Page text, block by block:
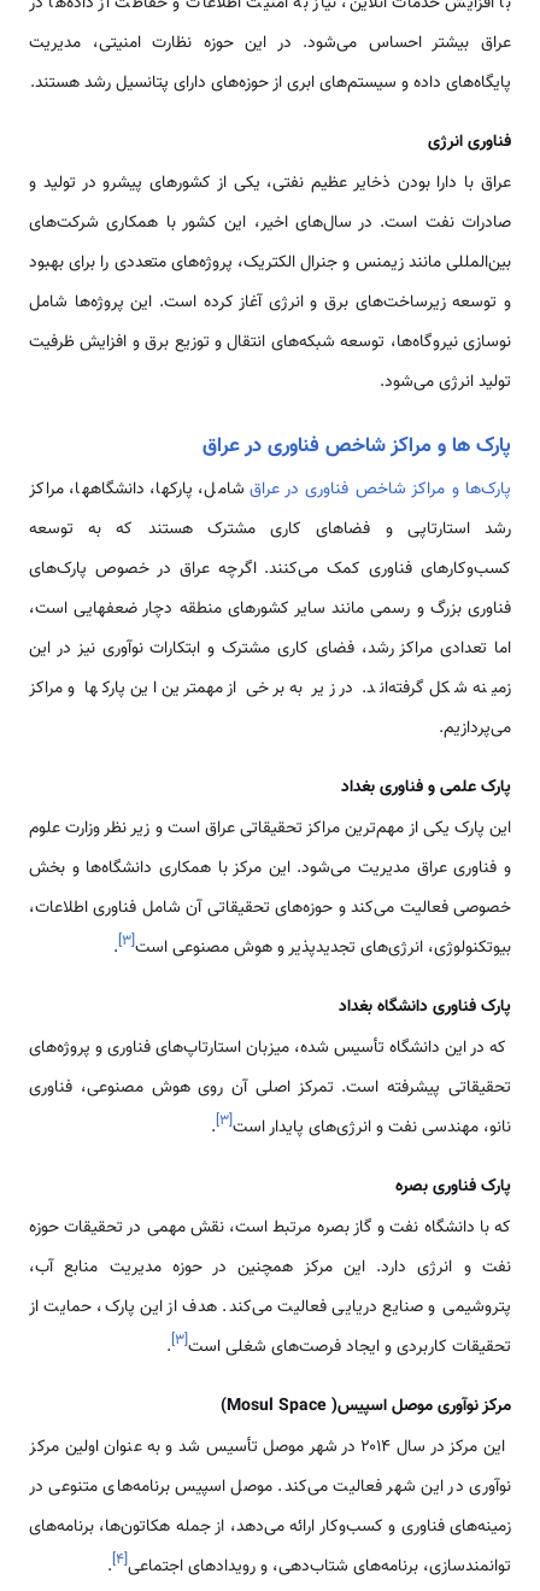
عراق بیشتر احساس می‌شود. در این حوزه نظارت امنیتی، مدیریت
پایگاه‌های داده و سیستم‌های ابری از حوزه‌های دارای پتانسیل رشد هستند.
فناوری انرژی
عراق با دارا بودن ذخایر عظیم نفتی، یکی از کشورهای پیشرو در تولید و
صادرات نفت است. در سال‌های اخیر، این کشور با همکاری شرکت‌های
بین‌المللی مانند زیمنس و جنرال الکتریک، پروژه‌های متعددی را برای بهبود
و توسعه زیرساخت‌های برق و انرژی آغاز کرده است. این پروژه‌ها شامل
نوسازی نیروگاه‌ها، توسعه شبکه‌های انتقال و توزیع برق و افزایش ظرفیت
تولید انرژی می‌شود.
پارک ها و مراکز شاخص فناوری در عراق
پارک‌ها و مراکز شاخص فناوری در عراق شامل، پارکها، دانشگاهها، مراکز
رشد استارتاپی و فضاهای کاری مشترک هستند که به توسعه
کسب‌وکارهای فناوری کمک می‌کنند. اگرچه عراق در خصوص پارک‌های
فناوری بزرگ و رسمی مانند سایر کشورهای منطقه دچار ضعفهایی است،
اما تعدادی مراکز رشد، فضای کاری مشترک و ابتکارات نوآوری نیز در این
زمینه شکل گرفته‌اند. در زیر به برخی از مهمترین این پارکها و مراکز
می‌پردازیم.
پارک علمی و فناوری بغداد
این پارک یکی از مهم‌ترین مراکز تحقیقاتی عراق است و زیر نظر وزارت علوم
و فناوری عراق مدیریت می‌شود. این مرکز با همکاری دانشگاه‌ها و بخش
خصوصی فعالیت می‌کند و حوزه‌های تحقیقاتی آن شامل فناوری اطلاعات،
بیوتکنولوژی، انرژی‌های تجدیدپذیر و هوش مصنوعی است[۳]
.
پارک فناوری دانشگاه بغداد
که در این دانشگاه تأسیس شده، میزبان استارتاپ‌های فناوری و پروژه‌های
تحقیقاتی پیشرفته است. تمرکز اصلی آن روی هوش مصنوعی، فناوری
نانو، مهندسی نفت و انرژی‌های پایدار است[۳]
.
پارک فناوری بصره
که با دانشگاه نفت و گاز بصره مرتبط است، نقش مهمی در تحقیقات حوزه
نفت و انرژی دارد. این مرکز همچنین در حوزه مدیریت منابع آب،
پتروشیمی و صنایع دریایی فعالیت می‌کند. هدف از این پارک، حمایت از
تحقیقات کاربردی و ایجاد فرصت‌های شغلی است[۳]
.
مرکز نوآوری موصل اسپیس( Mosul Space)
این مرکز در سال ۲۰۱۴ در شهر موصل تأسیس شد و به عنوان اولین مرکز
نوآوری در این شهر فعالیت می‌کند. موصل اسپیس برنامه‌های متنوعی در
زمینه‌های فناوری و کسب‌وکار ارائه می‌دهد، از جمله هکاتون‌ها، برنامه‌های
توانمندسازی، برنامه‌های شتاب‌دهی، و رویدادهای اجتماعی[۴]
.